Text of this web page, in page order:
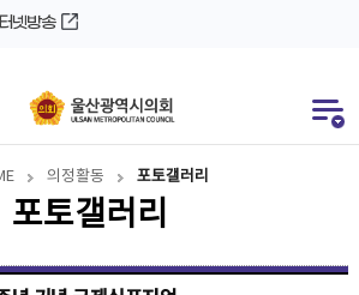
넷방송
의정활동 포토갤러리
포토갤러리